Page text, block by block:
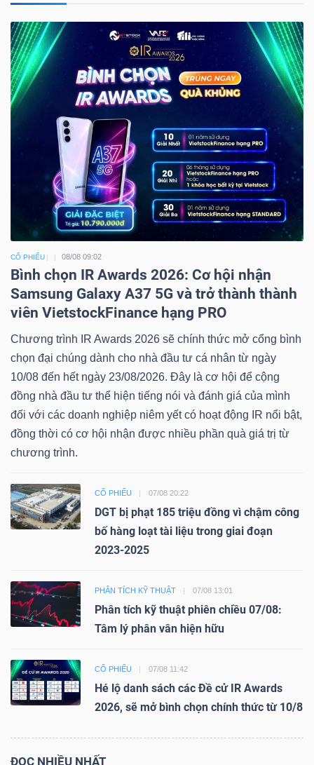
CỔ PHIẾU 08/08 09:02
Bình chọn IR Awards 2026: Cơ hội nhận
Samsung Galaxy A37 5G và trở thành thành
viên VietstockFinance hạng PRO
Chương trình IR Awards 2026 sẽ chính thức mở cổng bình
chọn đại chúng dành cho nhà đầu tư cá nhân từ ngày
10/08 đến hết ngày 23/08/2026. Đây là cơ hội để cộng
đồng nhà đầu tư thể hiện tiếng nói và đánh giá của mình
đối với các doanh nghiệp niêm yết có hoạt động IR nổi bật,
đồng thời có cơ hội nhận được nhiều phần quà giá trị từ
chương trình.
CỔ PHIẾU 07/08 20:22
DGT bị phạt 185 triệu đồng vì chậm công
bố hàng loạt tài liệu trong giai đoạn
2023-2025
PHÂN TÍCH KỸ THUẬT 07/08 13:01
Phân tích kỹ thuật phiên chiều 07/08:
Tâm lý phân vân hiện hữu
CỔ PHIẾU 07/08 11:42
Hé lộ danh sách các Đề cử IR Awards
2026, sẽ mở bình chọn chính thức từ 10/8
ĐỌC NHIỀU NHẤT